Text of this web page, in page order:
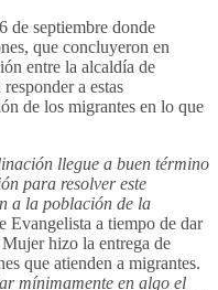
de septiembre donde
que concluyeron en
entre la alcaldía de
a estas
de los migrantes en lo que
llegue a buen término
para resolver este
a la población de la
Evangelista a tiempo de dar
hizo la entrega de
que atienden a migrantes.
mínimamente en algo el